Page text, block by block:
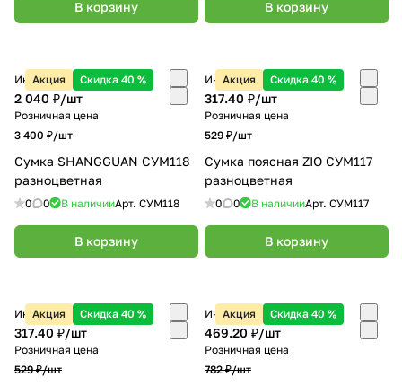
В корзину В корзину
Акция Скидка 40 %
Интернет-магазин
2 040 ₽/шт
Розничная цена
3 400 ₽/шт
Сумка SHANGGUAN СУМ118
разноцветная
0 0 В наличииАрт. СУМ118
В корзину
Акция Скидка 40 %
Интернет-магазин
317.40 ₽/шт
Розничная цена
529 ₽/шт
Сумка поясная ZIO СУМ117
разноцветная
0 0 В наличииАрт. СУМ117
В корзину
Акция Скидка 40 %
Интернет-магазин
317.40 ₽/шт
Розничная цена
529 ₽/шт
Акция Скидка 40 %
Интернет-магазин
469.20 ₽/шт
Розничная цена
782 ₽/шт